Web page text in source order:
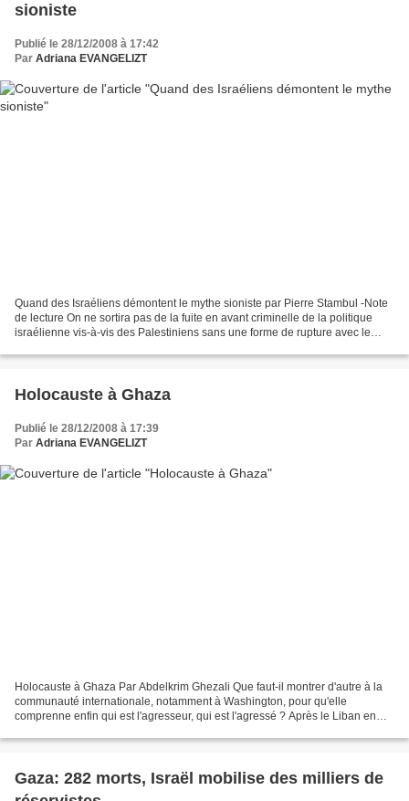
sioniste
Publié le 28/12/2008 à 17:42
Par Adriana EVANGELIZT
Quand des Israéliens démontent le mythe sioniste par Pierre Stambul -Note
de lecture On ne sortira pas de la fuite en avant criminelle de la politique
israélienne vis-à-vis des Palestiniens sans une forme de rupture avec le
Holocauste à Ghaza
Publié le 28/12/2008 à 17:39
Par Adriana EVANGELIZT
Holocauste à Ghaza Par Abdelkrim Ghezali Que faut-il montrer d'autre à la
communauté internationale, notamment à Washington, pour qu'elle
comprenne enfin qui est l'agresseur, qui est l'agressé ? Après le Liban en
Gaza: 282 morts, Israël mobilise des milliers de